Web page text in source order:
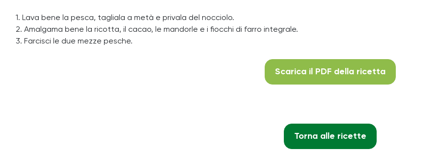
1. Lava bene la pesca, tagliala a metà e privala del nocciolo.
2. Amalgama bene la ricotta, il cacao, le mandorle e i fiocchi di farro integrale.
3. Farcisci le due mezze pesche.
Scarica il PDF della ricetta
Torna alle ricette